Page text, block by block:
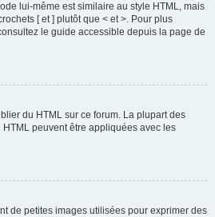
lui-même est similaire au style HTML, mais
[ et ] plutôt que < et >. Pour plus
le guide accessible depuis la page de
du HTML sur ce forum. La plupart des
peuvent être appliquées avec les
de petites images utilisées pour exprimer des